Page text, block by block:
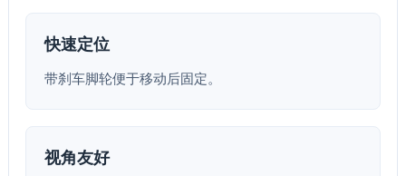
快速定位
带刹车脚轮便于移动后固定。
视角友好